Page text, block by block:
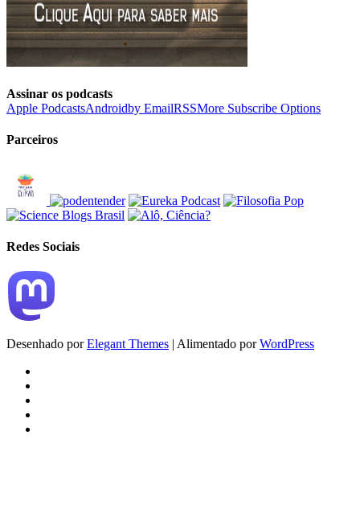
Assinar os podcasts
Apple PodcastsAndroidby EmailRSSMore Subscribe Options
Parceiros
Redes Sociais
Desenhado porElegant Themes | Alimentado porWordPress